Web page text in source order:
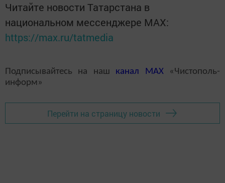
Читайте новости Татарстана в
национальном мессенджере MАХ:
https://max.ru/tatmedia
Подписывайтесь на наш канал MAX«Чистополь-
информ»
Перейти на страницу новости